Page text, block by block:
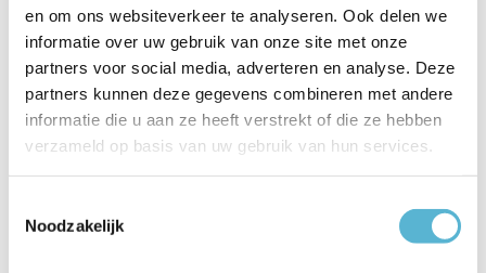
en om ons websiteverkeer te analyseren. Ook delen we
informatie over uw gebruik van onze site met onze
partners voor social media, adverteren en analyse. Deze
partners kunnen deze gegevens combineren met andere
informatie die u aan ze heeft verstrekt of die ze hebben
verzameld op basis van uw gebruik van hun services.
Noodzakelijk
Toon meer
Vergelijk Delen